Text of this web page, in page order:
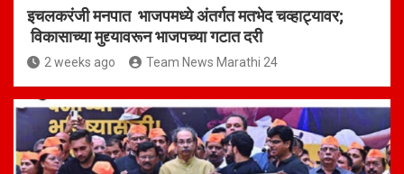
इचलकरंजी मनपात भाजपमध्ये अंतर्गत मतभेद चव्हाट्यावर;
विकासाच्या मुद्द्यावरून भाजपच्या गटात दरी
2 weeks ago Team News Marathi 24